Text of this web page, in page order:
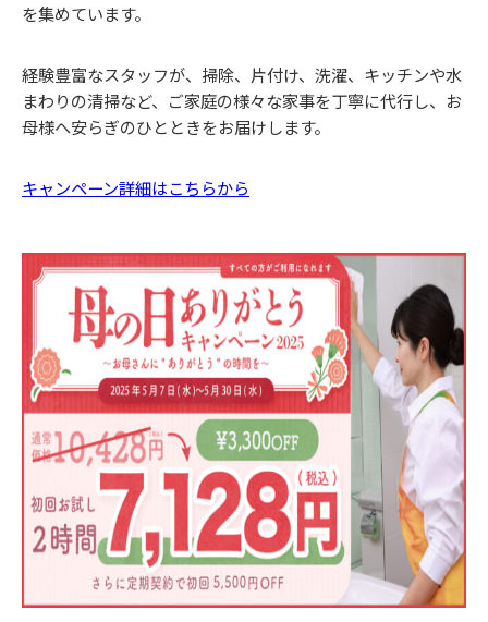
を集めています。
経験豊富なスタッフが、掃除、片付け、洗濯、キッチンや水
まわりの清掃など、ご家庭の様々な家事を丁寧に代行し、お
母様へ安らぎのひとときをお届けします。
キャンペーン詳細はこちらから